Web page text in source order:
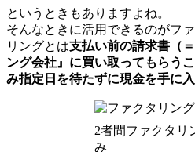
というときもありますよね。
そんなときに活用できるのがフ
リングとは支払い前の請求書（
ング会社』に買い取ってもらう
み指定日を待たずに現金を手に入
2者間ファクタリ
み